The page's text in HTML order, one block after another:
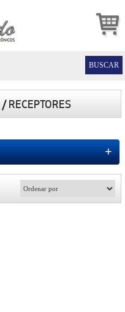
/RECEPTORES
+